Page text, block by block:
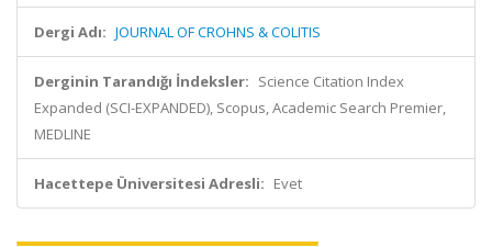
Dergi Adı: JOURNAL OF CROHNS & COLITIS
Derginin Tarandığı İndeksler: Science Citation Index
Expanded (SCI-EXPANDED), Scopus, Academic Search Premier,
MEDLINE
Hacettepe Üniversitesi Adresli: Evet